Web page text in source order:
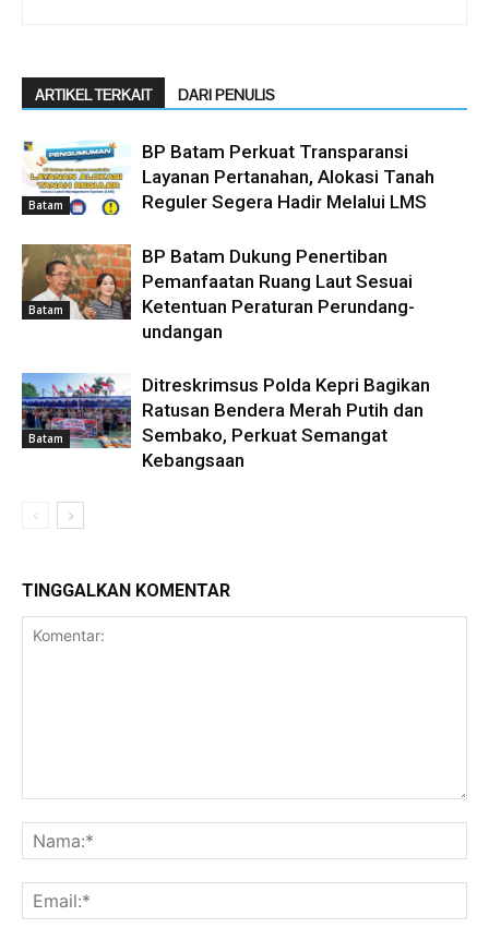
ARTIKEL TERKAIT DARI PENULIS
Batam
BP Batam Perkuat Transparansi
Layanan Pertanahan, Alokasi Tanah
Reguler Segera Hadir Melalui LMS
Batam
BP Batam Dukung Penertiban
Pemanfaatan Ruang Laut Sesuai
Ketentuan Peraturan Perundang-
undangan
Batam
Ditreskrimsus Polda Kepri Bagikan
Ratusan Bendera Merah Putih dan
Sembako, Perkuat Semangat
Kebangsaan
TINGGALKAN KOMENTAR